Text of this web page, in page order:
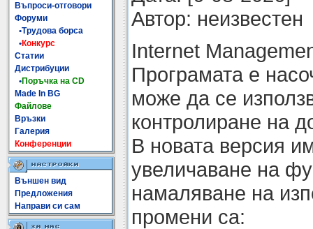
Въпроси-отговори
Форуми
•Трудова борса
•Конкурс
Статии
Дистрибуции
•Поръчка на CD
Made In BG
Файлове
Връзки
Галерия
Конференции
Външен вид
Предложения
Направи си сам
Автор: неизвестен
Internet
Програмата е
може да се
контролиране на
В новата версия
увеличаване на
намаляване на
промени са: